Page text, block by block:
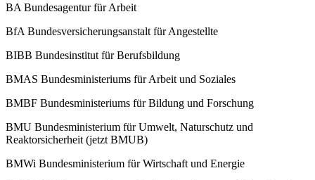
BA Bundesagentur für Arbeit
BfA Bundesversicherungsanstalt für Angestellte
BIBB Bundesinstitut für Berufsbildung
BMAS Bundesministeriums für Arbeit und Soziales
BMBF Bundesministeriums für Bildung und Forschung
BMU Bundesministerium für Umwelt, Naturschutz und
Reaktorsicherheit (jetzt BMUB)
BMWi Bundesministerium für Wirtschaft und Energie